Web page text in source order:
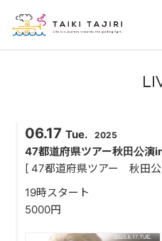
暁
06.17 Tue. 2025
47都道府県ツアー秋田公
[ 47都道府県ツアー 秋田
19時スタート
5000円